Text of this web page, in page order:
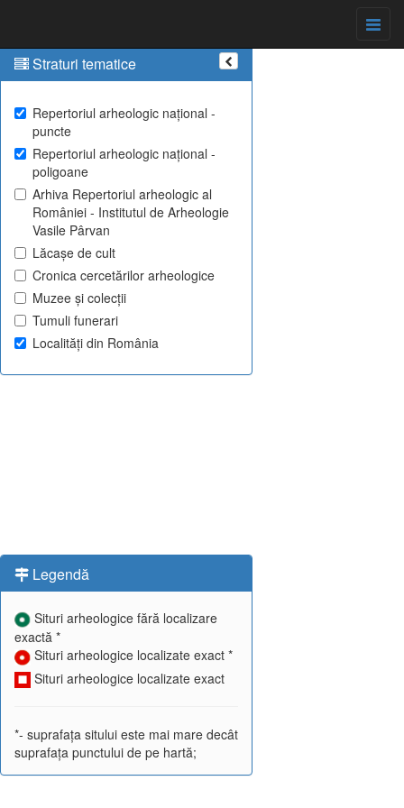
Straturi tematice
Repertoriul arheologic național -
puncte
Repertoriul arheologic național -
poligoane
Arhiva Repertoriul arheologic al
României - Institutul de Arheologie
Vasile Pârvan
Lăcașe de cult
Cronica cercetărilor arheologice
Muzee și colecții
Tumuli funerari
Localități din România
Legendă
Situri arheologice fără localizare
exactă *
Situri arheologice localizate exact *
Situri arheologice localizate exact
*- suprafața sitului este mai mare decât
suprafața punctului de pe hartă;